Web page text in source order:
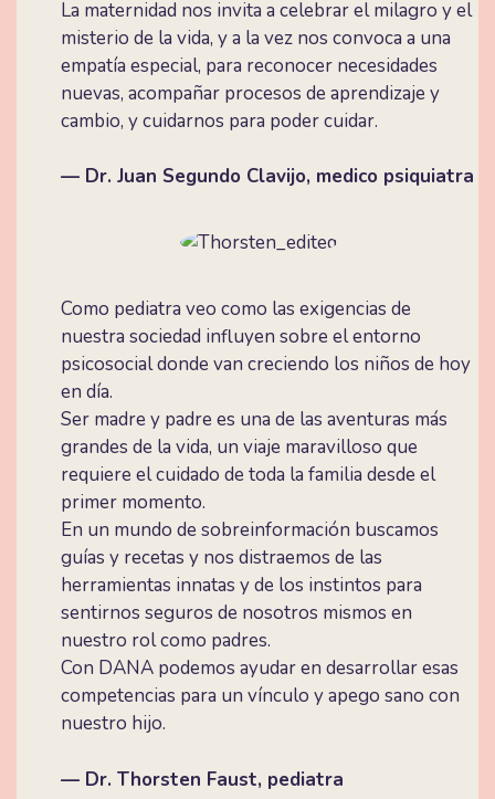
La maternidad nos invita a celebrar el milagro y el
misterio de la vida, y a la vez nos convoca a una
empatía especial, para reconocer necesidades
nuevas, acompañar procesos de aprendizaje y
cambio, y cuidarnos para poder cuidar.
— Dr. Juan Segundo Clavijo, medico psiquiatra
Como pediatra veo como las exigencias de
nuestra sociedad influyen sobre el entorno
psicosocial donde van creciendo los niños de hoy
en día.
Ser madre y padre es una de las aventuras más
grandes de la vida, un viaje maravilloso que
requiere el cuidado de toda la familia desde el
primer momento.
En un mundo de sobreinformación buscamos
guías y recetas y nos distraemos de las
herramientas innatas y de los instintos para
sentirnos seguros de nosotros mismos en
nuestro rol como padres.
Con DANA podemos ayudar en desarrollar esas
competencias para un vínculo y apego sano con
nuestro hijo.
— Dr. Thorsten Faust, pediatra